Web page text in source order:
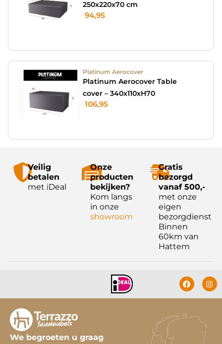
250x220x70 cm
94,95
Platinum Aerocover
Platinum Aerocover Table
cover – 340x110xH70
106,95
Veilig
betalen
met iDeal
Onze
producten
bekijken?
Kom langs
in onze
showroom
Gratis
bezorgd
vanaf 500,-
met onze
eigen
bezorgdienst
Binnen
60km van
Hattem
We begroeten u graag